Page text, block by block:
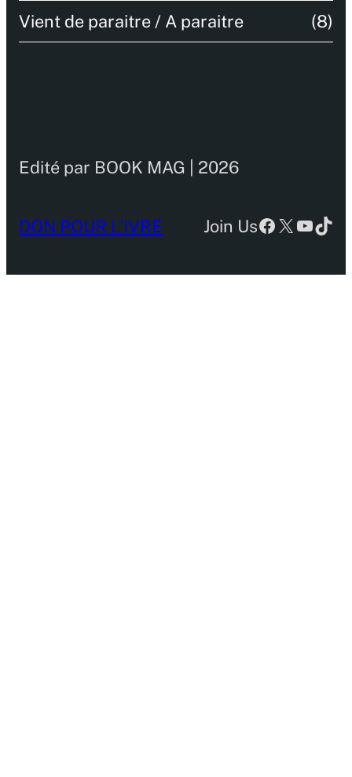
Vient de paraitre / A paraitre (8)
Edité par BOOK MAG | 2026
DON POUR L’IVRE Join UsFacebook
X